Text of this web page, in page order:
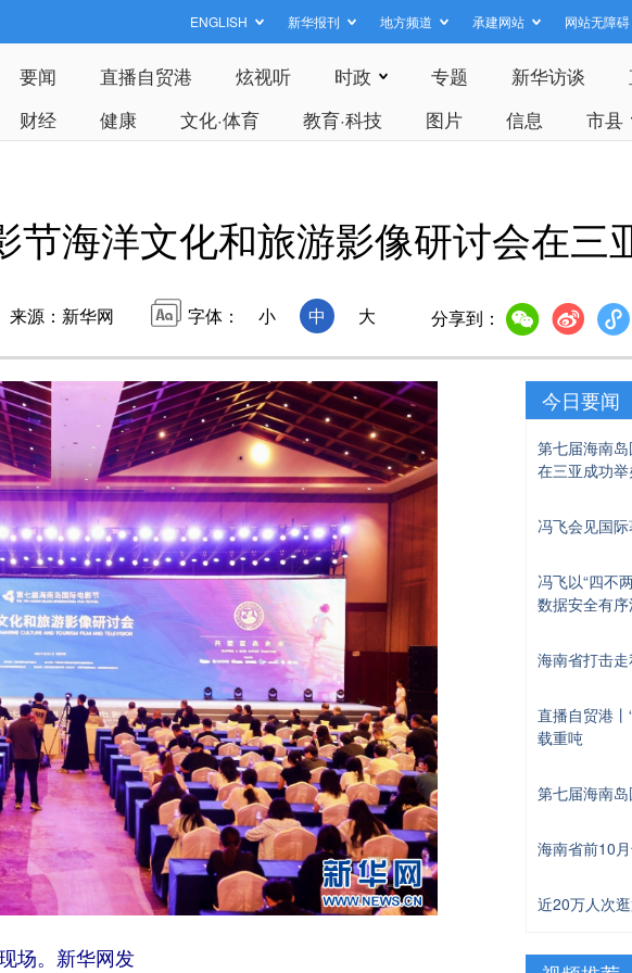
ENGLISH 新华报刊 地方频道 承建网站 网站无障碍
要闻 直播自贸港 炫视听 时政 专题 新华访谈
财经
健康 文化·体育 教育·科技 图片 信息 市县
节海洋文化和旅游影像研讨会在三
来源：新华网 字体： 小 中 大 分享到：
场。新华网发
今日要闻
第七届海南
在三亚成功
冯飞会见国
冯飞以“四不
数据安全有
海南省打击
直播自贸港
载重吨
第七届海南
海南省前10
近20万人次